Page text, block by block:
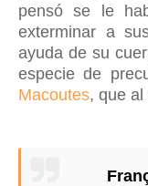
pensó se le
exterminar a
ayuda de su
especie de
Macoutes, que al